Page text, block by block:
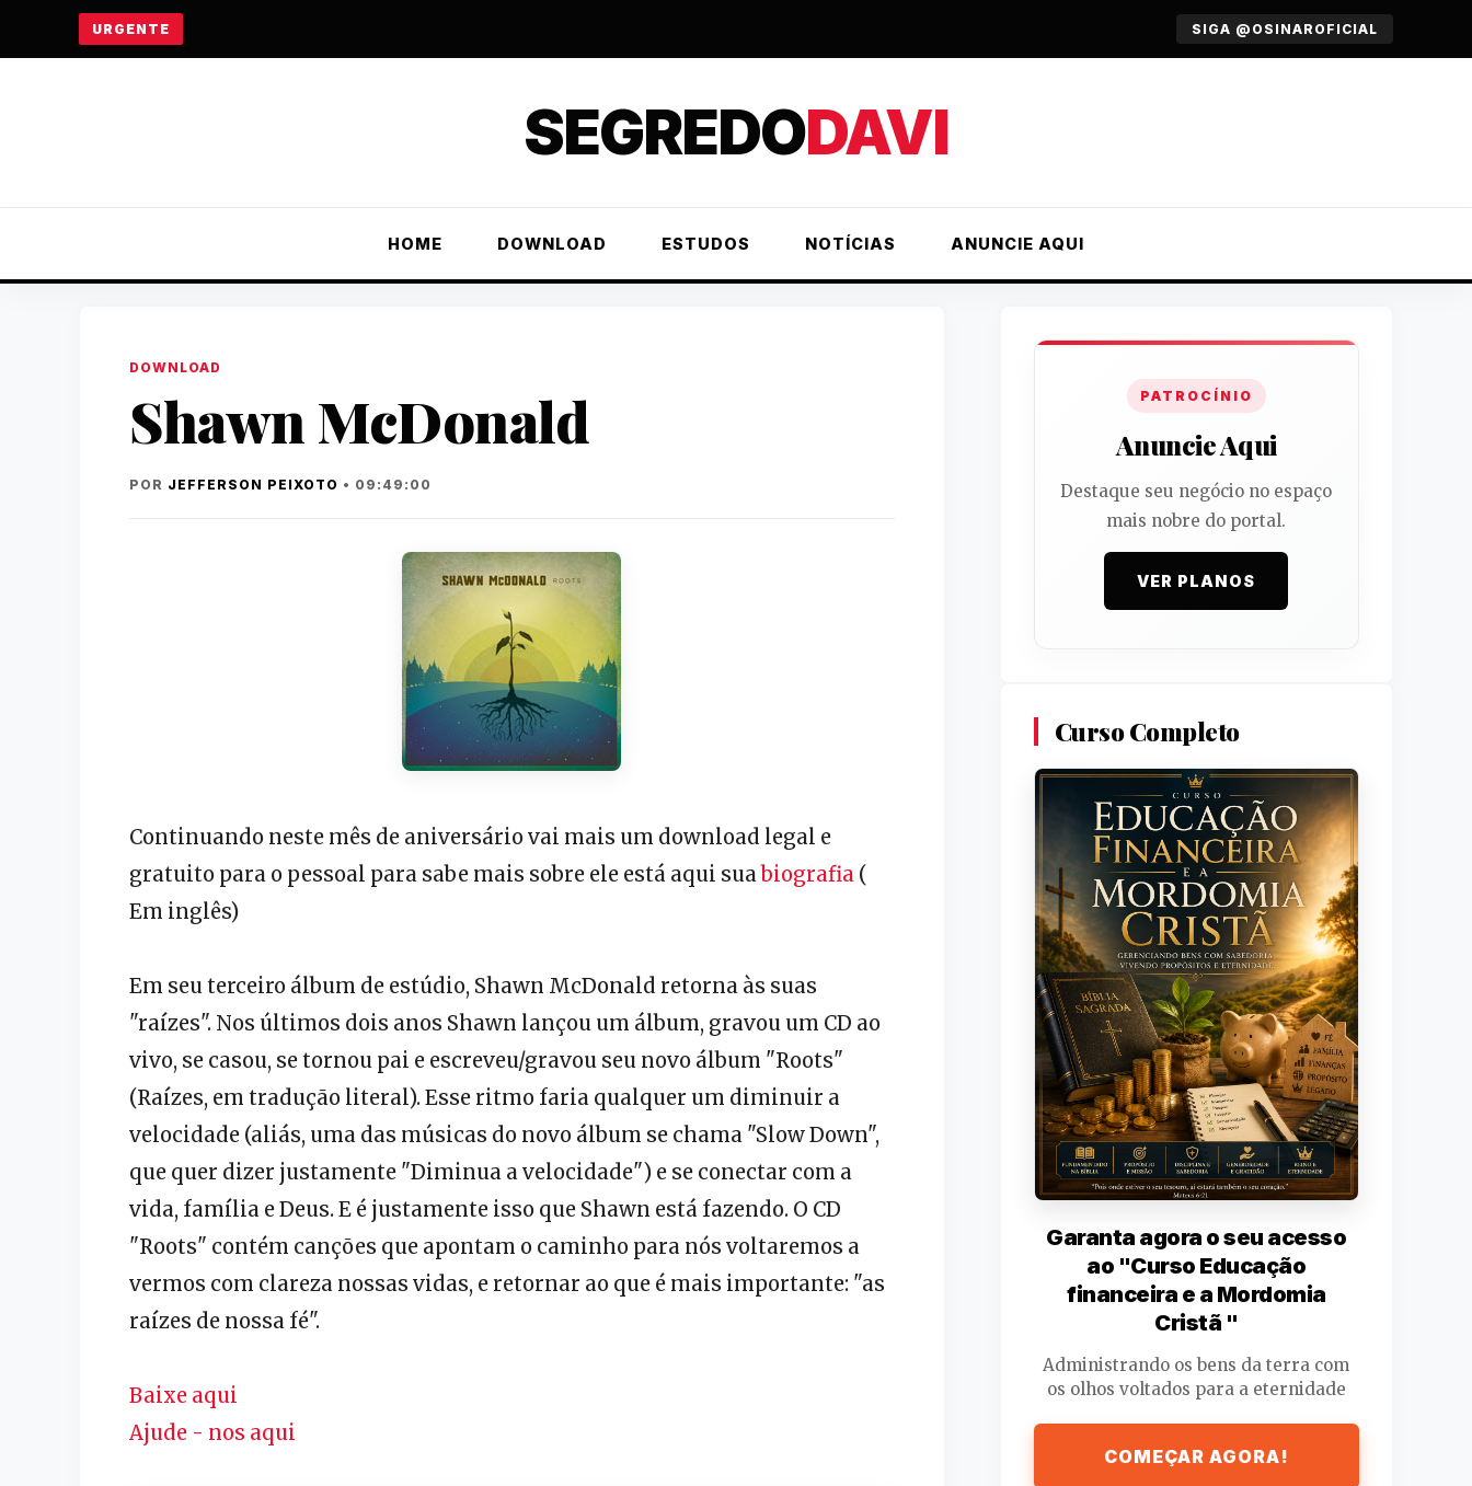
URGENTE SIGA @OSINAROFICIAL
SEGREDODAVI
HOME DOWNLOAD ESTUDOS NOTÍCIAS ANUNCIE AQUI
DOWNLOAD
Shawn McDonald
POR JEFFERSON PEIXOTO • 09:49:00
Continuando neste mês de aniversário vai mais um download legal e
gratuito para o pessoal para sabe mais sobre ele está aqui suabiografia (
Em inglês)
Em seu terceiro álbum de estúdio, Shawn McDonald retorna às suas
"raízes". Nos últimos dois anos Shawn lançou um álbum, gravou um CD ao
vivo, se casou, se tornou pai e escreveu/gravou seu novo álbum "Roots"
(Raízes, em tradução literal). Esse ritmo faria qualquer um diminuir a
velocidade (aliás, uma das músicas do novo álbum se chama "Slow Down",
que quer dizer justamente "Diminua a velocidade") e se conectar com a
vida, família e Deus. E é justamente isso que Shawn está fazendo. O CD
"Roots" contém canções que apontam o caminho para nós voltaremos a
vermos com clareza nossas vidas, e retornar ao que é mais importante: "as
raízes de nossa fé".
Baixe aqui
Ajude - nos aqui
PATROCÍNIO
Anuncie Aqui
Destaque seu negócio no espaço
mais nobre do portal.
VER PLANOS
Curso Completo
Garanta agora o seu acesso
ao "Curso Educação
financeira e a Mordomia
Cristã "
Administrando os bens da terra com
os olhos voltados para a eternidade
COMEÇAR AGORA!